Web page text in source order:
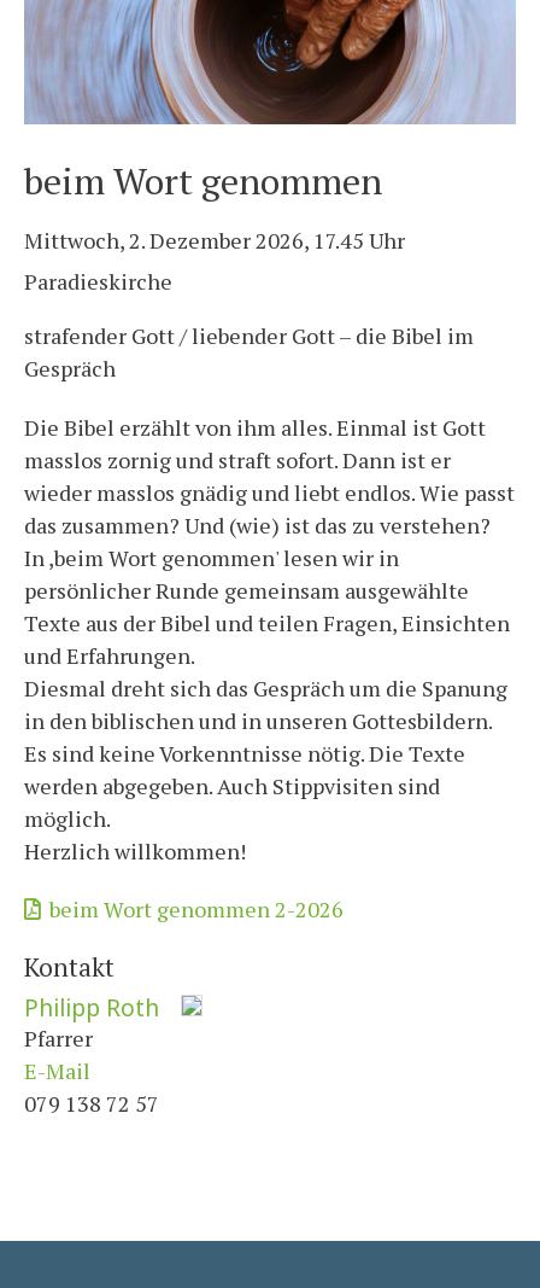
beim Wort genommen
Mittwoch, 2. Dezember 2026, 17.45 Uhr
Paradieskirche
strafender Gott / liebender Gott – die Bibel im
Gespräch
Die Bibel erzählt von ihm alles. Einmal ist Gott
masslos zornig und straft sofort. Dann ist er
wieder masslos gnädig und liebt endlos. Wie passt
das zusammen? Und (wie) ist das zu verstehen?
In ,beim Wort genommen' lesen wir in
persönlicher Runde gemeinsam ausgewählte
Texte aus der Bibel und teilen Fragen, Einsichten
und Erfahrungen.
Diesmal dreht sich das Gespräch um die Spanung
in den biblischen und in unseren Gottesbildern.
Es sind keine Vorkenntnisse nötig. Die Texte
werden abgegeben. Auch Stippvisiten sind
möglich.
Herzlich willkommen!
beim Wort genommen 2-2026
Kontakt
Philipp Roth
Pfarrer
E-Mail
079 138 72 57